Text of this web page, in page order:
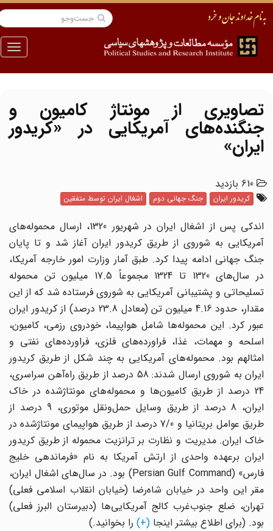
منو
تصاویری از مونتاژ کامیون و
جنگنده‌های آمریکایی در «کریدور
ایران»
610 بازدید
کریدور ایران جنگ جهانی دوم اشغال ایران توسط متفقین
اندکی پس از اشغال ایران در شهریور 1320، ارسال محموله‌های
آمریکایی به شوروی از طریق کریدور ایران آغاز شد و تا پایان
جنگ جهانی ادامه پیدا کرد. طبق آمار وزارت امور خارجه آمریکا،
در سال‌های 1320 تا 1324 مجموعاً 17.5 میلیون تن محموله
تسلیحاتی و پشتیبانی آمریکایی به شوروی فرستاده شد که از این
مقدار، حدود 4.16 میلیون تن (معادل 23.8 درصد) از کریدور ایران
عبور کرد. این محموله‌ها شامل هواپیما، خودروی رزمی، کامیون،
اسلحه و مهمات، غذا، فراورده‌های فلزی، فراورده‌های نفتی و
امثالهم بود. محموله‌های آمریکایی به چند شکل از طریق کریدور
ایران به شوروی ارسال شدند: 58 درصد از طریق راه‌آهن سراسری،
24 درصد از طریق کامیون‌ها و محموله‌های مونتاژشده در خاک
ایران، 8 درصد از طریق وسایل حمل‌ونقل موتوری، 9 درصد از
طریق عوامل بریتانیا و 7/0 درصد از طریق هواپیمای مونتاژشده در
خاک ایران. مدیریت و نظارت بر ترانزیت محموله از طریق کریدور
ایران برعهده واحدی از ارتش آمریکا به نام «فرماندهی خلیج
فارس» (Persian Gulf Command) بود. در سال‌های اشغال ایران،
مقر این واحد در خیابان شاه‌رضا (خیابان انقلاب اسلامی فعلی)
تهران، ضلع جنوب‌غرب کالج آمریکایی‌ها (دبیرستان البرز فعلی)
بود. (برای اطلاع بیشتر اینجا(+)را بخوانید.)